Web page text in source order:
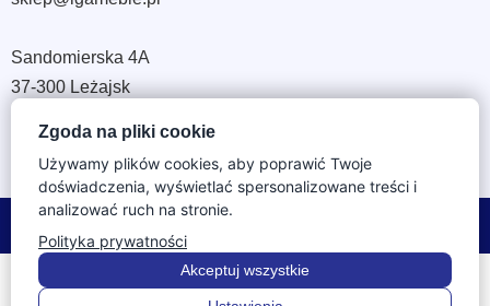
Sandomierska 4A
37-300 Leżajsk
REGON: 180933172
Zgoda na pliki cookie
Używamy plików cookies, aby poprawić Twoje
doświadczenia, wyświetlać spersonalizowane treści i
analizować ruch na stronie.
Polityka prywatności
Akceptuj wszystkie